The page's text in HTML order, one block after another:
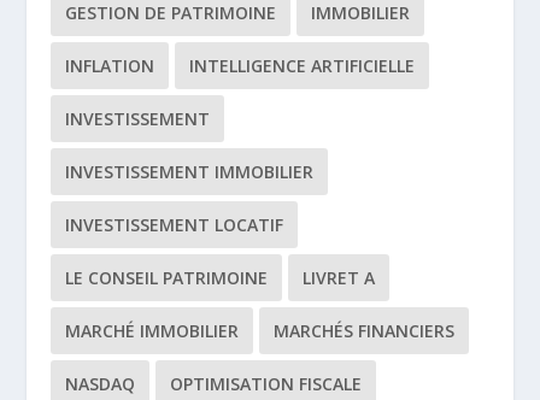
GESTION DE PATRIMOINE IMMOBILIER
INFLATION INTELLIGENCE ARTIFICIELLE
INVESTISSEMENT
INVESTISSEMENT IMMOBILIER
INVESTISSEMENT LOCATIF
LE CONSEIL PATRIMOINE LIVRET A
MARCHÉ IMMOBILIER MARCHÉS FINANCIERS
NASDAQ OPTIMISATION FISCALE